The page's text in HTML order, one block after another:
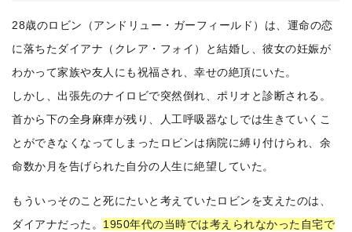
28歳のロビン（アンドリュー・ガーフィールド）は、運命の恋
に落ちたダイアナ（クレア・フォイ）と結婚し、彼女の妊娠が
わかって家族や友人にも祝福され、幸せの絶頂にいた。
しかし、出張先のナイロビで突然倒れ、ポリオと診断される。
首から下の全身麻痺が残り、人工呼吸器なしでは生きていくこ
とができなくなってしまったロビンは病院に縛り付けられ、余
命数か月を告げられた自分の人生に絶望していた。
もういっそのこと死にたいと考えていたロビンを支えたのは、
ダイアナだった。 1950年代の当時では考えられなかった自宅で